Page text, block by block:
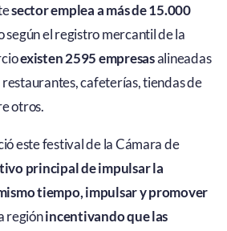
sector emplea a más de 15.000
según el registro mercantil de la
existen 2595 empresasalineadas
cafeterías, tiendas de
otros.
este festival de la Cámara de
principal de impulsar la
tiempo, impulsar y promover
regiónincentivando que las